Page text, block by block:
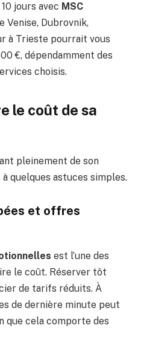
jours avec MSC
Venise, Dubrovnik,
à Trieste pourrait vous
€, dépendamment des
choisis.
le coût de sa
pleinement de son
quelques astuces simples.
et offres
est l’une des
le coût. Réserver tôt
de tarifs réduits. À
de dernière minute peut
que cela comporte des